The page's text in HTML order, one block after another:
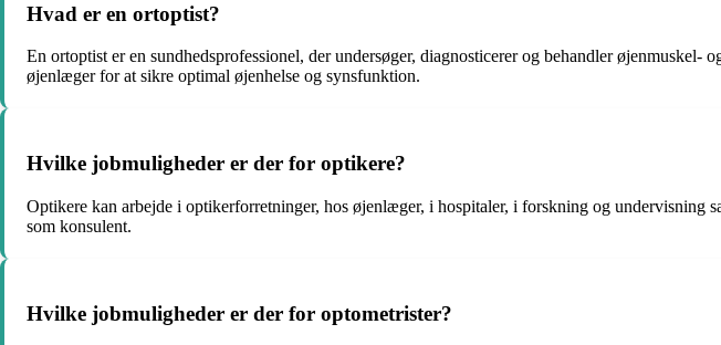
Hvad er en ortoptist?
En ortoptist er en sundhedsprofessionel, der undersøger, diagnosticerer og behandler
øjenlæger for at sikre optimal øjenhelse og synsfunktion.
Hvilke jobmuligheder er der for optikere?
Optikere kan arbejde i optikerforretninger, hos øjenlæger, i hospitaler, i forskning og undervisning
som konsulent.
Hvilke jobmuligheder er der for optometrister?